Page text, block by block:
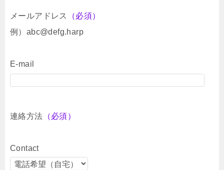
メールアドレス
（必須）
例）abc@defg.harp
E-mail
連絡方法 （必須）
Contact